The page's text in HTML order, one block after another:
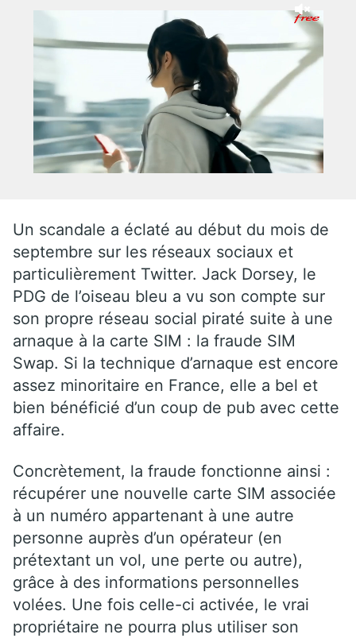
Un scandale a éclaté au début du mois de
septembre sur les réseaux sociaux et
particulièrement Twitter. Jack Dorsey, le
PDG de l’oiseau bleu a vu son compte sur
son propre réseau social piraté suite à une
arnaque à la carte SIM : la fraude SIM
Swap. Si la technique d’arnaque est encore
assez minoritaire en France, elle a bel et
bien bénéficié d’un coup de pub avec cette
affaire.
Concrètement, la fraude fonctionne ainsi :
récupérer une nouvelle carte SIM associée
à un numéro appartenant à une autre
personne auprès d’un opérateur (en
prétextant un vol, une perte ou autre),
grâce à des informations personnelles
volées. Une fois celle-ci activée, le vrai
propriétaire ne pourra plus utiliser son